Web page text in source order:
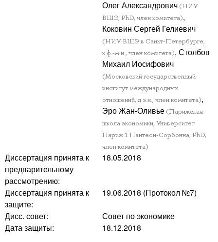
Олег Александрович (НИУ
ВШЭ, PhD, член комитета),
Коковин Сергей Гелиевич
(НИУ ВШЭ в Санкт-Петербурге,
к.ф.-м.н., член комитета), Столбов
Михаил Иосифович
(Московский государственный
институт международных
отношений, д.э.н., член комитета),
Эро Жан-Оливье (Парижская
школа экономики, Университет
Париж 1 Пантеон-Сорбонна, PhD,
член комитета)
Диссертация принята к
предварительному
рассмотрению:
18.05.2018
Диссертация принята к
защите:
19.06.2018 (Протокол №7)
Дисс. совет:
Совет по экономике
Дата защиты:
18.12.2018